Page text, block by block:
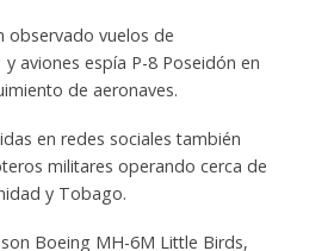
observado vuelos de
aviones espía P-8 Poseidón en
de aeronaves.
en redes sociales también
militares operando cerca de
y Tobago.
Boeing MH-6M Little Birds,